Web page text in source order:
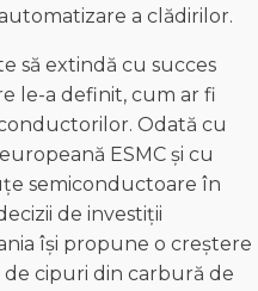
a clădirilor.
să extindă cu succes
le-a definit, cum ar fi
Odată cu
ESMC și cu
semiconductoare în
de investiții
își propune o creștere
cipuri din carbură de